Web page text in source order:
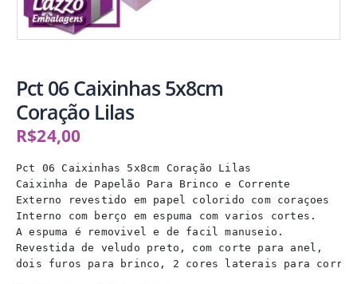
Pct 06 Caixinhas 5x8cm
Coração Lilas
R$24,00
Pct 06 Caixinhas 5x8cm Coração Lilas
Caixinha de Papelão Para Brinco e Corrente
Externo revestido em papel colorido com coraçoes
Interno com berço em espuma com varios cortes.
A espuma é removivel e de facil manuseio.
Revestida de veludo preto, com corte para anel,
dois furos para brinco, 2 cores laterais para